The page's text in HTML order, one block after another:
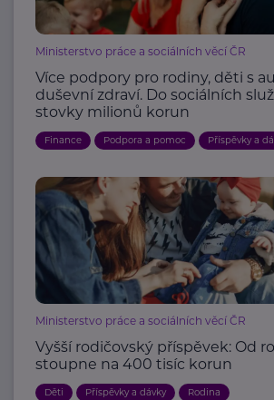
Ministerstvo práce a sociálních věcí ČR
Více podpory pro rodiny, děti s
duševní zdraví. Do sociálních
stovky milionů korun
Finance Podpora a pomoc Příspěvky a
Ministerstvo práce a sociálních věcí ČR
Vyšší rodičovský příspěvek: Od
stoupne na 400 tisíc korun
Děti Příspěvky a dávky Rodina